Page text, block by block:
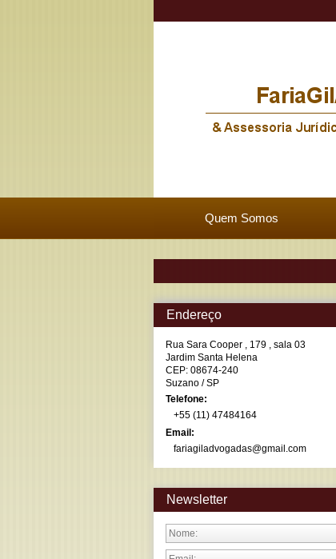
Quem Somos
Endereço
Rua Sara Cooper , 179 , sala 03
Jardim Santa Helena
CEP: 08674-240
Suzano / SP
Telefone:
+55 (11) 47484164
Email:
fariagiladvogadas@gmail.com
Newsletter